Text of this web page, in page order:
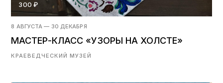
300 ₽
8 АВГУСТА — 30 ДЕКАБРЯ
МАСТЕР-КЛАСС «УЗОРЫ НА ХОЛСТЕ»
КРАЕВЕДЧЕСКИЙ МУЗЕЙ